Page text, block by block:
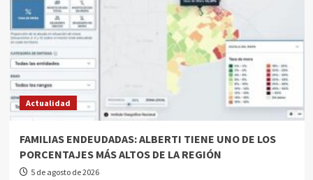
Actualidad
FAMILIAS ENDEUDADAS: ALBERTI TIENE UNO DE LOS
PORCENTAJES MÁS ALTOS DE LA REGIÓN
5 de agosto de 2026